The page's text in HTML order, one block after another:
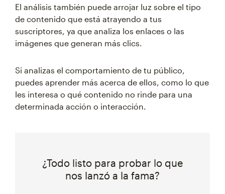
El análisis también puede arrojar luz sobre el tipo
de contenido que está atrayendo a tus
suscriptores, ya que analiza los enlaces o las
imágenes que generan más clics.
Si analizas el comportamiento de tu público,
puedes aprender más acerca de ellos, como lo que
les interesa o qué contenido no rinde para una
determinada acción o interacción.
¿Todo listo para probar lo que
nos lanzó a la fama?